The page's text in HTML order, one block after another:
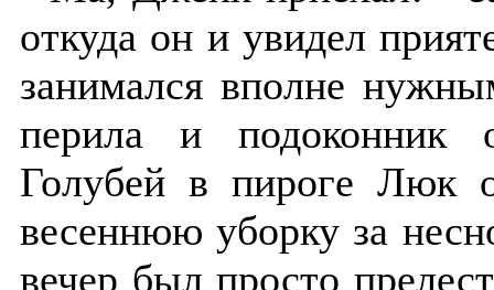
откуда он и увидел
занимался вполне
перила и подоконник
Голубей в пироге Люк
весеннюю уборку за
вечер был просто